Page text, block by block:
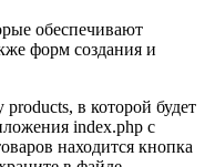
обеспечивают
форм создания и
в которой будет
index.php с
находится кнопка